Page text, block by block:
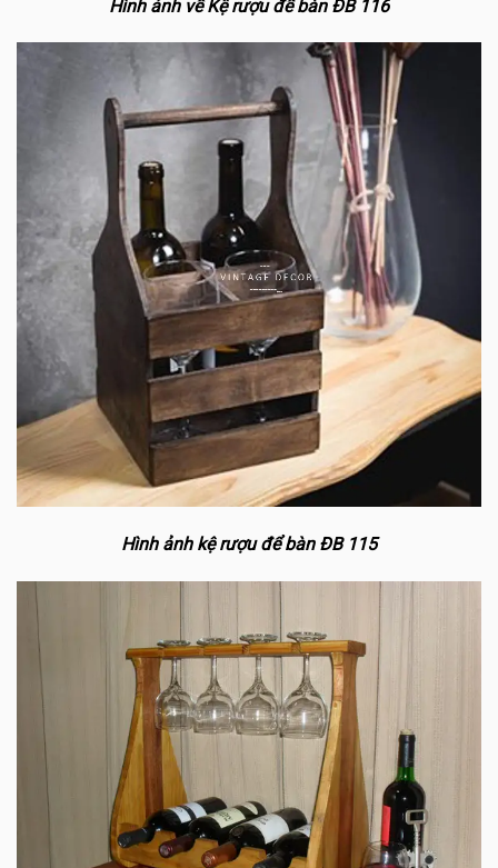
Hình ảnh về Kệ rượu để bàn ĐB 116
Hình ảnh kệ rượu để bàn ĐB 115